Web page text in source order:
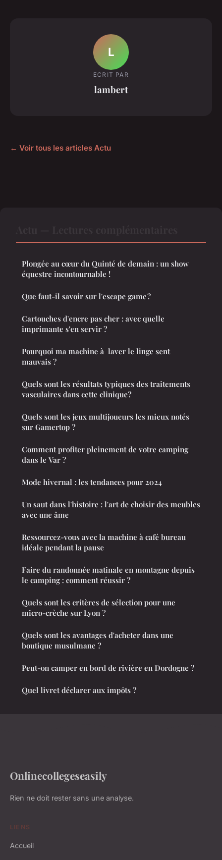
L
ECRIT PAR
lambert
← Voir tous les articles Actu
Plongée au cœur du Quinté de demain : un show
équestre incontournable !
Que faut-il savoir sur l'escape game ?
Cartouches d'encre pas cher : avec quelle
imprimante s'en servir ?
Pourquoi ma machine à laver le linge sent
mauvais ?
Quels sont les résultats typiques des traitements
vasculaires dans cette clinique?
Quels sont les jeux multijoueurs les mieux notés
sur Gamertop ?
Comment profiter pleinement de votre camping
dans le Var ?
Mode hivernal : les tendances pour 2024
Un saut dans l'histoire : l'art de choisir des meubles
avec une âme
Ressourcez-vous avec la machine à café bureau
idéale pendant la pause
Faire du randonnée matinale en montagne depuis
le camping : comment réussir ?
Quels sont les critères de sélection pour une
micro-crèche sur Lyon ?
Quels sont les avantages d'acheter dans une
boutique musulmane ?
Peut-on camper en bord de rivière en Dordogne ?
Quel livret déclarer aux impôts ?
Onlinecollegeseasily
Rien ne doit rester sans une analyse.
LIENS
Accueil